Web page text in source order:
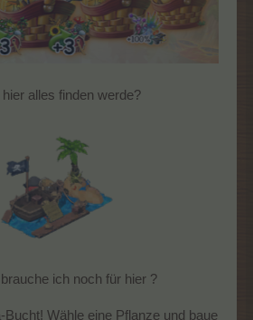
alles finden werde?
ich noch für hier ?
Bucht! Wähle eine Pflanze und baue